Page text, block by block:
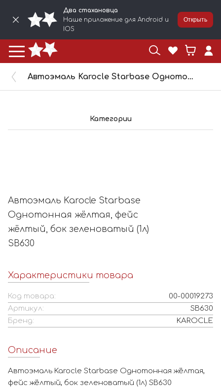
Два стахановца
Наше приложение для Android и
IOS
Открыть
Автоэмаль Karocle Starbase Однотонная жёлтая, фейс жёлтый, бок зеленоватый (1л) SB630
Категории
Автоэмаль Karocle Starbase
Однотонная жёлтая, фейс
жёлтый, бок зеленоватый (1л)
SB630
Характеристики товара
Код товара:
00-00019273
Артикул:
SB630
Бренд:
KAROCLE
Описание
Автоэмаль Karocle Starbase Однотонная жёлтая,
фейс жёлтый, бок зеленоватый (1л) SB630